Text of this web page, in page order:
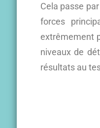
Cela passe
forces
extrêmement
niveaux de
résultats au